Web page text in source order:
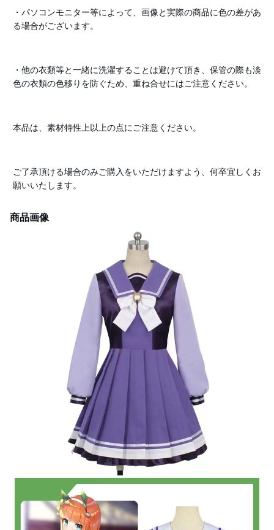
・パソコンモニター等によって、画像と実際の商品に色の差があ
る場合がございます。
・他の衣類等と一緒に洗濯することは避けて頂き、保管の際も淡
色の衣類の色移りを防ぐため、重ね合せにはご注意ください。
本品は、素材特性上以上の点にご注意ください。
ご了承頂ける場合のみご購入をいただけますよう、何卒宜しくお
願いいたします。
商品画像